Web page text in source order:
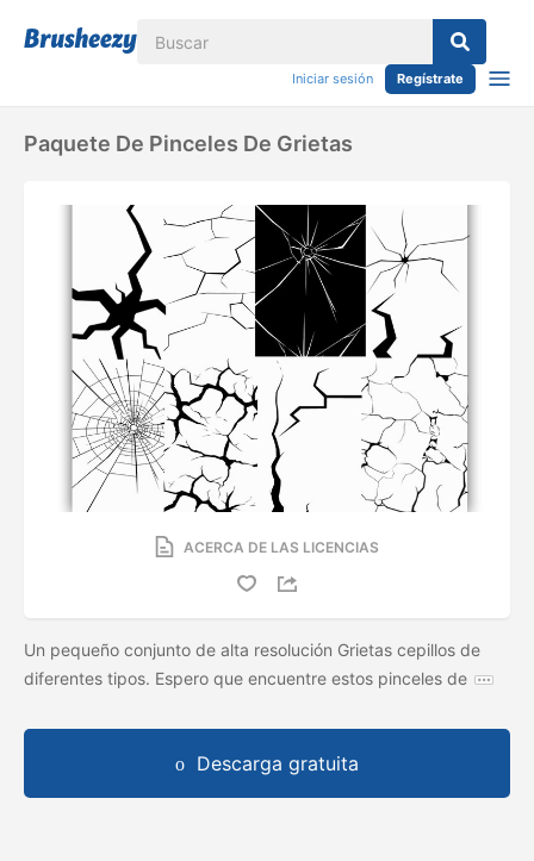
Iniciar sesión Regístrate
Paquete De Pinceles De Grietas
ACERCA DE LAS LICENCIAS
Un pequeño conjunto de alta resolución Grietas cepillos de
diferentes tipos. Espero que encuentre estos pinceles de
Descarga gratuita